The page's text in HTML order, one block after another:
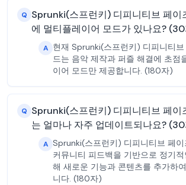
Q Sprunki(스프런키) 디피니티브 페이
에 멀티플레이어 모드가 있나요?
A 현재 Sprunki(스프런키) 디피니티
드는 음악 제작과 퍼즐 해결에 초점
이어 모드만 제공합니다. (180자)
Q Sprunki(스프런키) 디피니티브 페이
는 얼마나 자주 업데이트되나요?
A Sprunki(스프런키) 디피니티브 페
커뮤니티 피드백을 기반으로 정기
해 새로운 기능과 콘텐츠를 추가하
니다. (180자)